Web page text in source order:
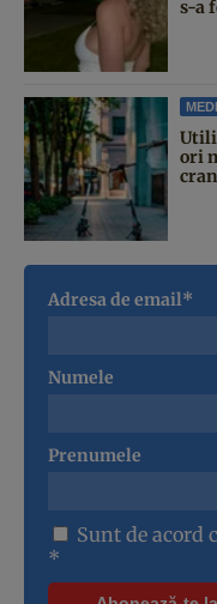
s-a
ori
Adresa de email*
Numele
Prenumele
Sunt de acord
*